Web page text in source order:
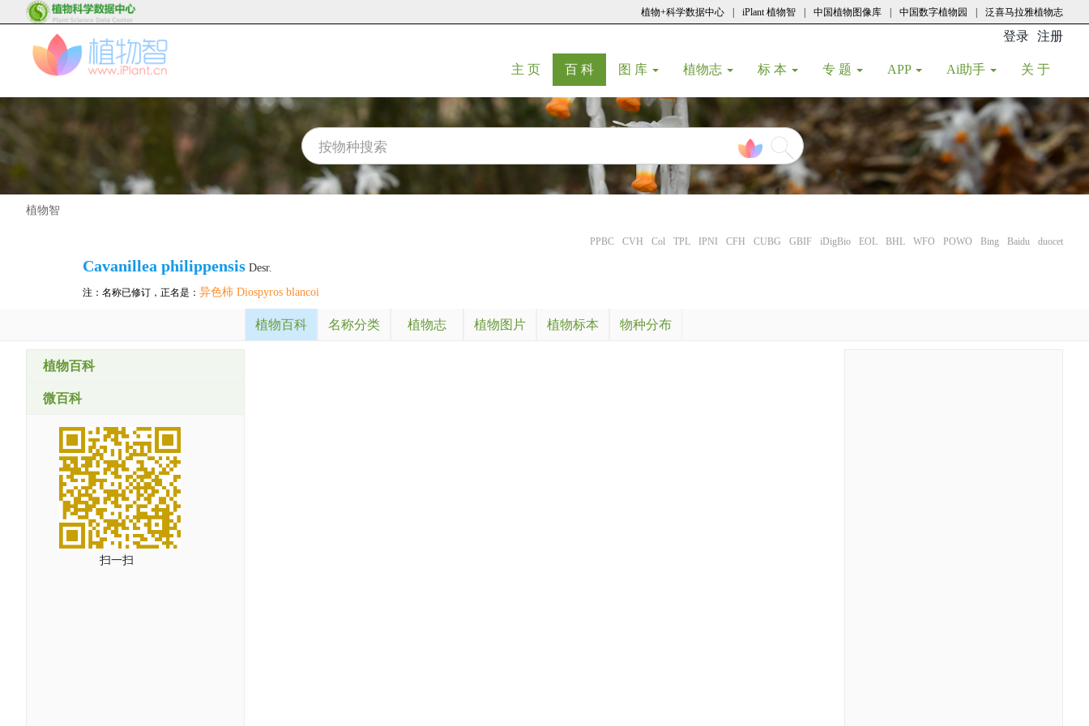
植物+科学数据中心 iPlant 植物智 中国植物图像库 中国数字植物园 泛喜马拉雅植物志
登录 注册
主 页(current)
百 科(current)
图 库 植物志 标 本 专 题 APP Ai助手 关 于
植物智
PPBC CVH Col TPL IPNI CFH CUBG GBIF iDigBio EOL BHL WFO POWO Bing Baidu duocet
Cavanillea philippensis Desr.
注：名称已修订，正名是： 异色柿 Diospyros blancoi
植物百科 名称分类 植物志 植物图片 植物标本 物种分布
植物百科
微百科
扫一扫